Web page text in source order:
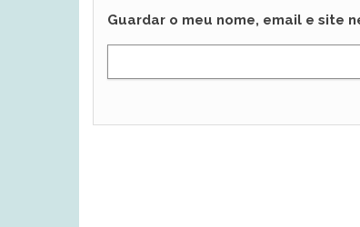
Guardar o meu nome, email e site